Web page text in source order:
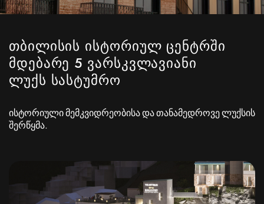
ᲗᲑᲘᲚᲘᲡᲘᲡ ᲘᲡᲢᲝᲠᲘᲣᲚ ᲪᲔᲜᲢᲠᲨᲘ
ᲛᲓᲔᲑᲐᲠᲔ 5 ᲕᲐᲠᲡᲙᲕᲚᲐᲕᲘᲐᲜᲘ
ᲚᲣᲥᲡ ᲡᲐᲡᲢᲣᲛᲠᲝ
ისტორიული მემკვიდრეობისა და თანამედროვე ლუქსის
შერწყმა.